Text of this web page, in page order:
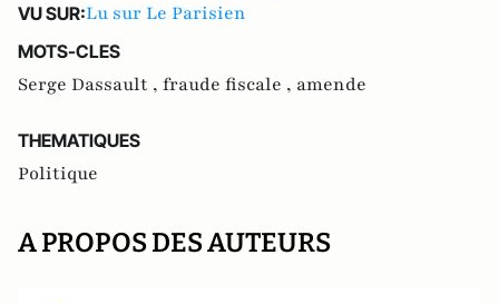
VU SUR:Lu sur Le Parisien
MOTS-CLES
Serge Dassault , fraude fiscale , amende
THEMATIQUES
Politique
A PROPOS DES AUTEURS